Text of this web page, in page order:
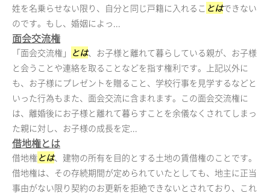
姓を名乗らせない限り、自分と同じ戸籍に入れるこ とはできない
のです。もし、婚姻によっ...
面会交流権
「面会交流権」 とは、お子様と離れて暮らしている親が、お子様
と会うことや連絡を取ることなどを指す権利です。上記以外に
も、お子様にプレゼントを贈ること、学校行事を見学するなどと
いった行為もまた、面会交流に含まれます。この面会交流権に
は、離婚後にお子様と離れて暮らすことを余儀なくされてしまっ
た親に対し、お子様の成長を定...
借地権とは
借地権とは、建物の所有を目的とする土地の賃借権のことです。
借地権は、その存続期間が定められていたとしても、地主に正当
事由がない限り契約のお更新を拒絶できないとされており、これ